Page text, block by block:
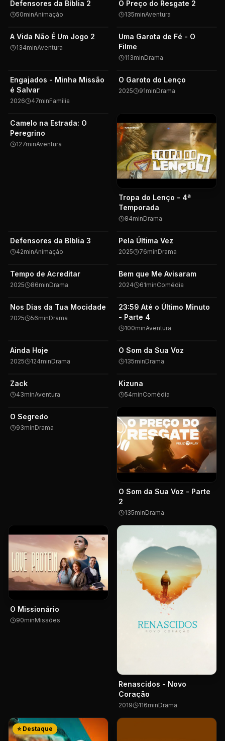
Defensores da Bíblia 2
50minAnimação
O Preço do Resgate 2
135minAventura
A Vida Não É Um Jogo 2
134minAventura
Uma Garota de Fé - O
Filme
113minDrama
Engajados - Minha Missão
é Salvar
2026 47minFamília
⭐ Destaque
O Garoto do Lenço
2025 91minDrama
Camelo na Estrada: O
Peregrino
127minAventura
Tropa do Lenço - 4ª
Temporada
84minDrama
Defensores da Bíblia 3
42minAnimação
Pela Última Vez
2025 76minDrama
⭐ Destaque
Tempo de Acreditar
2025 86minDrama
⭐ Destaque
Bem que Me Avisaram
2024 61minComédia
Nos Dias da Tua Mocidade
2025 56minDrama
23:59 Até o Último Minuto
- Parte 4
100minAventura
Ainda Hoje
2025 124minDrama
O Som da Sua Voz
135minDrama
Zack
43minAventura
Kizuna
54minComédia
O Segredo
93minDrama
O Som da Sua Voz - Parte
2
135minDrama
O Missionário
90minMissões
Renascidos - Novo
Coração
2019 116minDrama
⭐ Destaque